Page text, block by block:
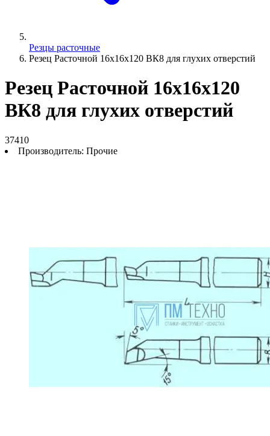
Резцы расточные
Резец Расточной 16х16х120 ВК8 для глухих отверстий
Резец Расточной 16х16х120
ВК8 для глухих отверстий
37410
Производитель: Прочие